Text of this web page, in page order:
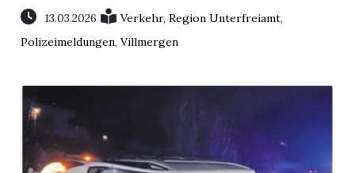
Veranstaltungen
Paper
Newsletter
13.03.2026 Verkehr,Region Unterfreiamt,
Polizeimeldungen,Villmergen